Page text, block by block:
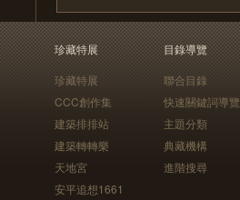
珍藏特展
珍藏特展
CCC創作集
建築排排站
建築轉轉樂
天地宮
安平追想1661
目錄導覽
聯合目錄
快速關鍵詞導覽
主題分類
典藏機構
進階搜尋